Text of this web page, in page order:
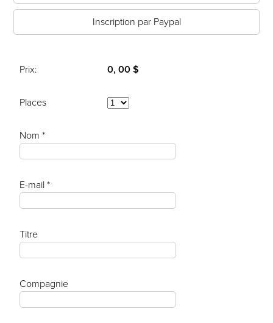
Inscription par Paypal
Prix: 0, 00 $
Places
Nom *
E-mail *
Titre
Compagnie